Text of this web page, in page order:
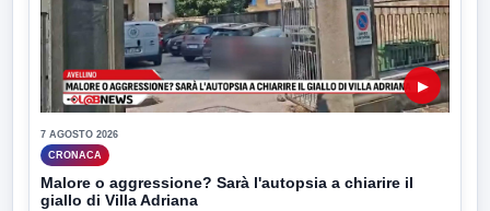
▶
7 AGOSTO 2026
CRONACA
Malore o aggressione? Sarà l'autopsia a chiarire il
giallo di Villa Adriana